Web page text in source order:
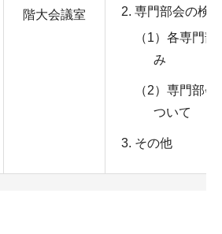
階大会議室
専門部会の検
（1）各専門
み
（2）専門部
ついて
その他